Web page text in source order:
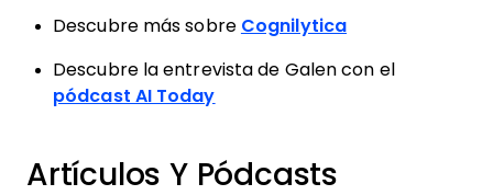
Descubre más sobre Cognilytica
Descubre la entrevista de Galen con el
pódcast AI Today
Artículos Y Pódcasts